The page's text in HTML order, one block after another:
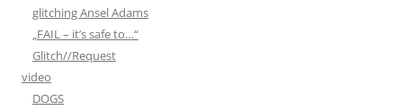
glitching Ansel Adams
„FAIL – it’s safe to…“
Glitch//Request
video
DOGS